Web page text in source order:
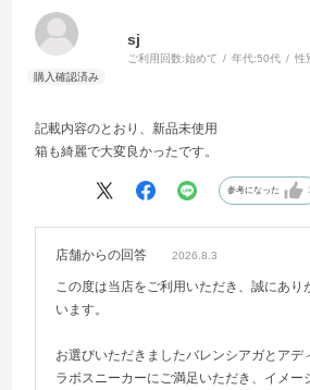
sj
ご利用回数:始めて 年代:50代 性
記載内容のとおり、新品未使用
箱も綺麗で大変良かったです。
参考になった
店舗からの回答 2026.8.3
この度は当店をご利用いただき、誠にあり
います。
お選びいただきましたバレンシアガとアデ
ラボスニーカーにご満足いただき、イメー